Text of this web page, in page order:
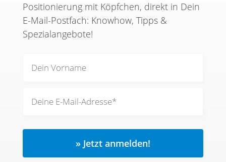
Positionierung mit Köpfchen, direkt in Dein
E-Mail-Postfach: Knowhow, Tipps &
Spezialangebote!
» Jetzt anmelden!